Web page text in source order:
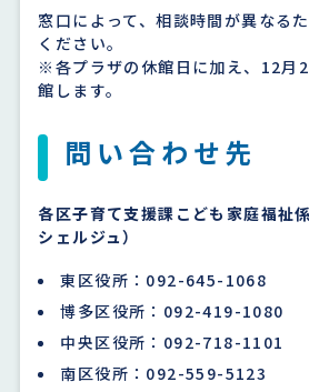
窓口によって、相談時間が異なる
ください。
※各プラザの休館日に加え、12月
館します。
問い合わせ先
各区子育て支援課こども家庭福祉
シェルジュ）
東区役所：092-645-1068
博多区役所：092-419-1080
中央区役所：092-718-1101
南区役所：092-559-5123